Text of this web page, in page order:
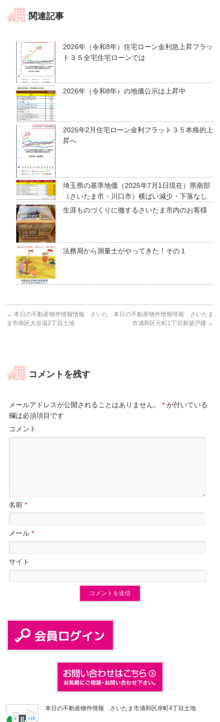
関連記事
2026年（令和8年）住宅ローン金利急上昇フラッ
ト３５全宅住宅ローンでは
2026年（令和8年）の地価公示は上昇中
2026年2月住宅ローン金利フラット３５本格的上
昇へ
埼玉県の基準地価（2025年7月1日現在）県南部
（さいたま市・川口市）横ばい減少・下落なし
生涯ものづくりに徹するさいたま市内のお客様
法務局から測量士がやってきた！その１
← 本日の不動産物件情報情報 さいた
ま市南区大谷場2丁目土地
本日の不動産物件情報情報 さいたま
市浦和区元町1丁目新築戸建 →
コメントを残す
メールアドレスが公開されることはありません。 * が付いている
欄は必須項目です
コメント
名前*
メール*
サイト
本日の不動産物件情報 さいたま市浦和区岸町4丁目土地